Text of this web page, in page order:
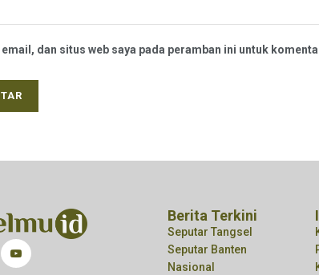
dan situs web saya pada peramban ini untuk
Berita Terkini
Seputar Tangsel
Seputar Banten
Nasional